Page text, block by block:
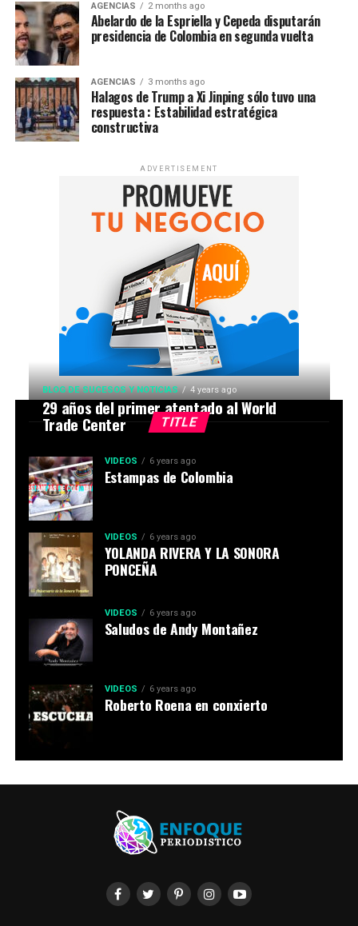
AGENCIAS 2 months ago
Abelardo de la Espriella y Cepeda disputarán
presidencia de Colombia en segunda vuelta
AGENCIAS 3 months ago
Halagos de Trump a Xi Jinping sólo tuvo una
respuesta : Estabilidad estratégica
constructiva
ADVERTISEMENT
TITLE
BLOG DE SUCESOS Y NOTICIAS 4 years ago
29 años del primer atentado al World
Trade Center
VIDEOS 6 years ago
Estampas de Colombia
VIDEOS 6 years ago
YOLANDA RIVERA Y LA SONORA
PONCEÑA
VIDEOS 6 years ago
Saludos de Andy Montañez
VIDEOS 6 years ago
Roberto Roena en conxierto